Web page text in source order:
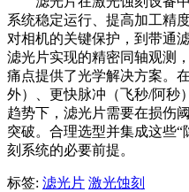
系统稳定运行、提高加工精
对相机的关键保护，到带通
滤光片实现的精密同轴观测
痛点提供了光学解决方案。
外）、更快脉冲（飞秒/阿秒
趋势下，滤光片需要在损伤
突破。合理选型并集成这些
刻系统的必要前提。
标签: 滤光片 激光蚀刻